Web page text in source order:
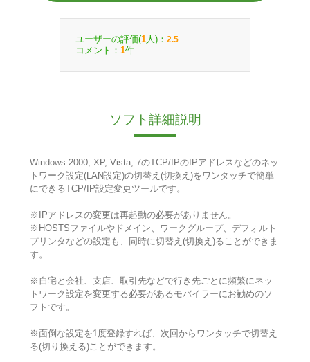
ユーザーの評価(1 人)： 2.5
コメント： 1件
ソフト詳細説明
Windows 2000, XP, Vista, 7のTCP/IPのIPアドレスなどのネッ
トワーク設定(LAN設定)の切替え(切換え)をワンタッチで簡単
にできるTCP/IP設定変更ツールです。
※IPアドレスの変更は再起動の必要がありません。
※HOSTSファイルやドメイン、ワークグループ、デフォルト
プリンタなどの設定も、同時に切替え(切換え)ることができま
す。
※自宅と会社、支店、取引先などで行き先ごとに頻繁にネッ
トワーク設定を変更する必要があるモバイラーにお勧めのソ
フトです。
※面倒な設定を1度登録すれば、次回からワンタッチで切替え
る(切り換える)ことができます。